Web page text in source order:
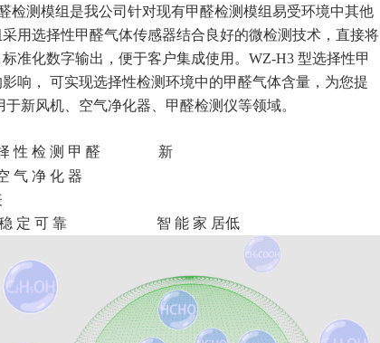
检测模组是我公司针对现有甲醛检测模组易受环境中其他
用选择性甲醛气体传感器结合良好的微检测技术，直接将
准化数字输出，便于客户集成使用。WZ-H3 型选择性甲
响， 可实现选择性检测环境中的甲醛气体含量，为您提
于新风机、空气净化器、甲醛检测仪等领域。
性 检 测 甲 醛 新
净 化 器
备稳 定 可 靠 智 能 家 居低